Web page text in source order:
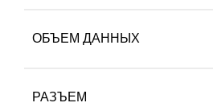
ОБЪЕМ ДАННЫХ
РАЗЪЕМ